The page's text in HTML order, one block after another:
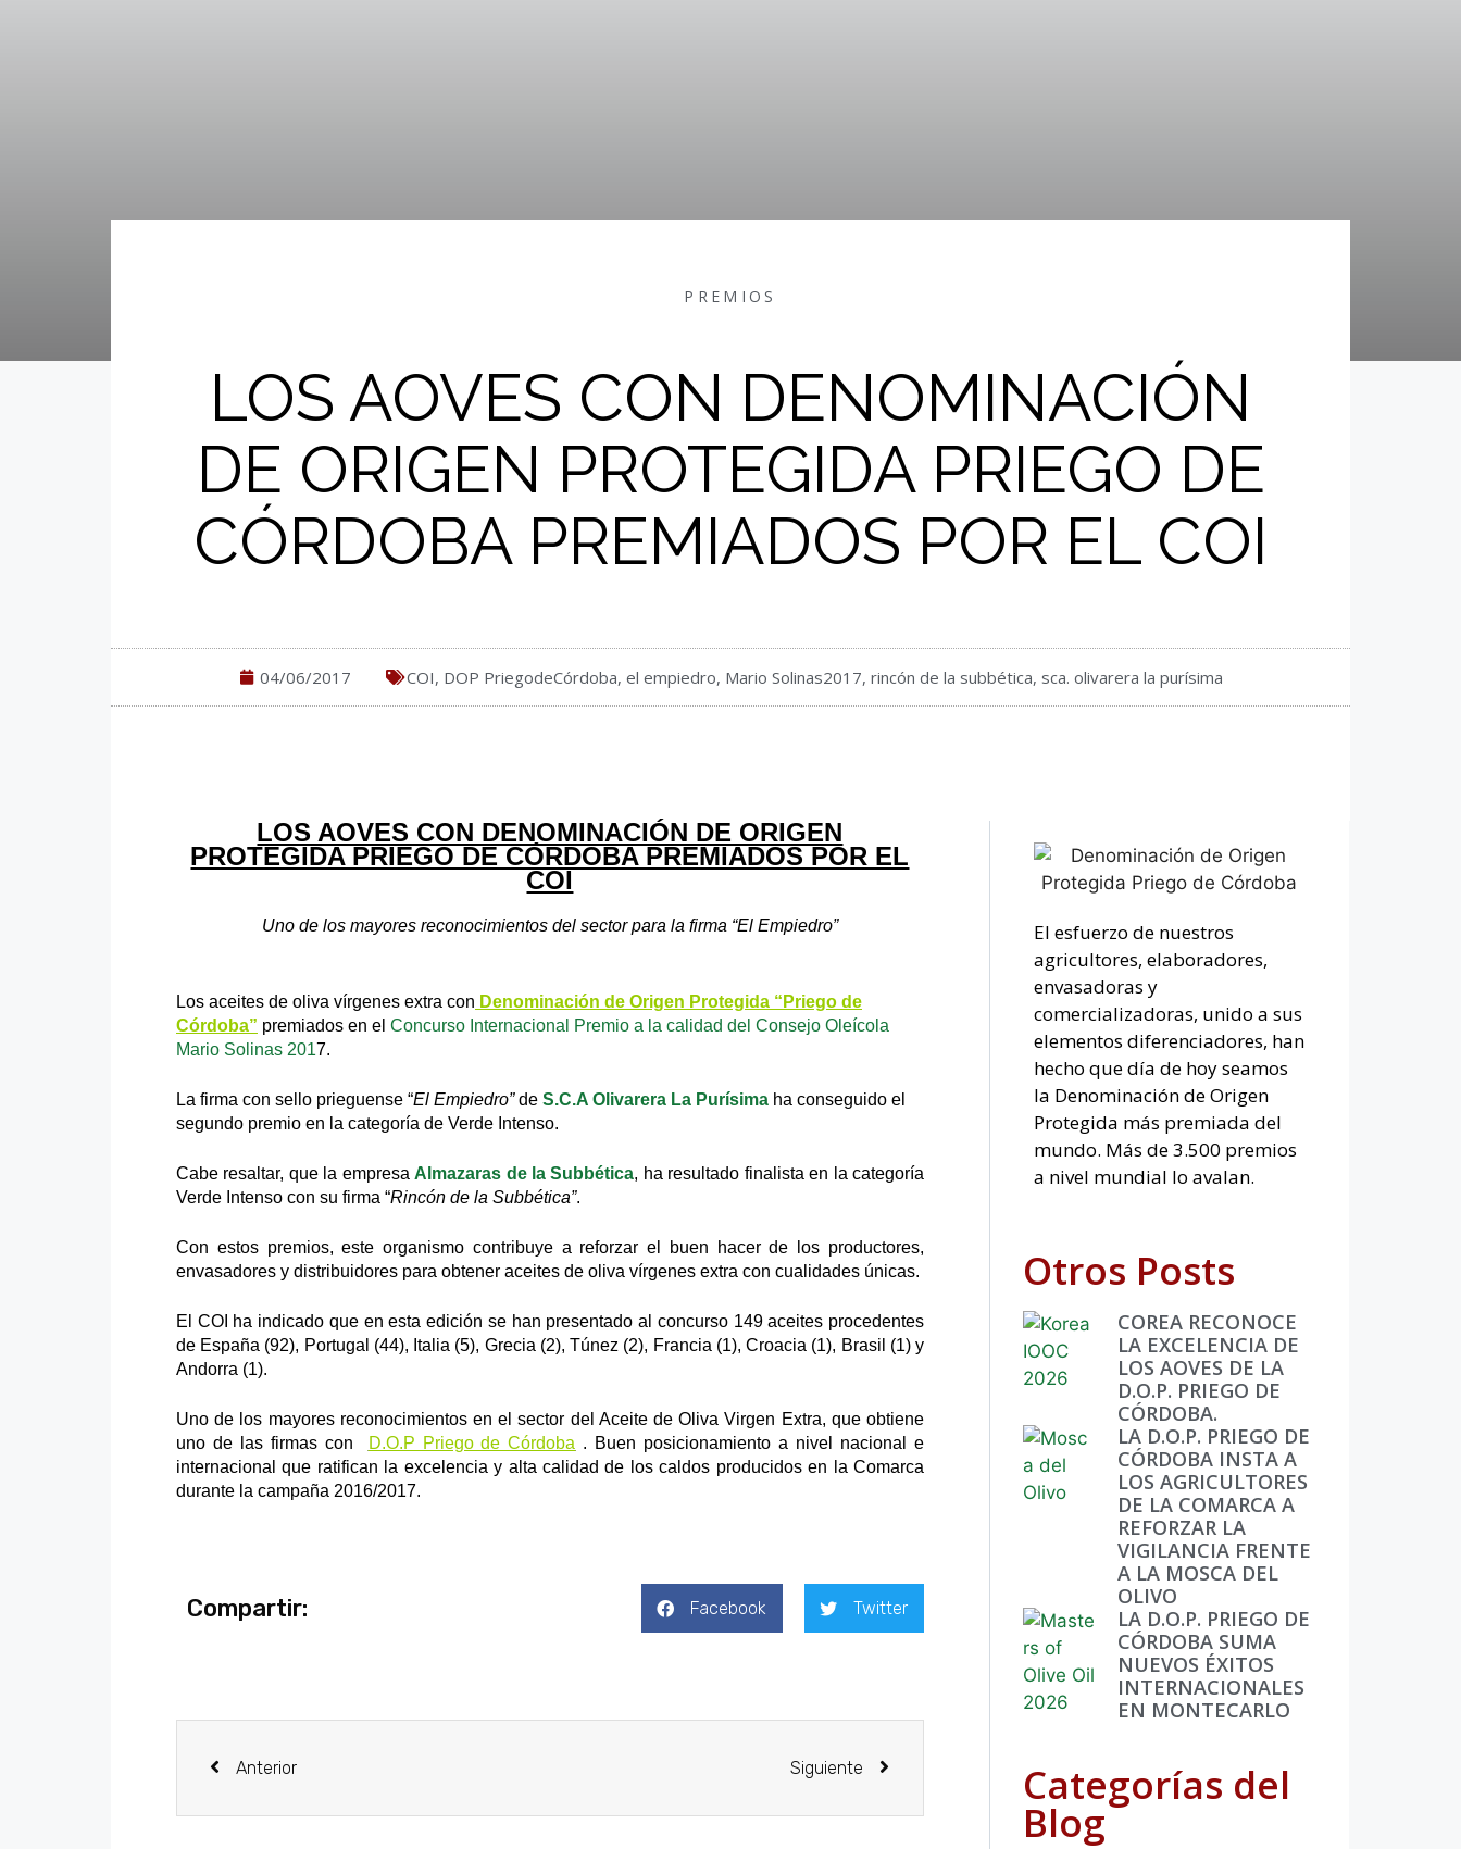
PREMIOS
LOS AOVES CON DENOMINACIÓN
DE ORIGEN PROTEGIDA PRIEGO DE
CÓRDOBA PREMIADOS POR EL COI
04/06/2017 COI, DOP PriegodeCórdoba, el empiedro, Mario Solinas2017, rincón de la subbética, sca. olivarera la purísima
LOS AOVES CON DENOMINACIÓN DE ORIGEN
PROTEGIDA PRIEGO DE CÓRDOBA PREMIADOS POR EL
COI
Uno de los mayores reconocimientos del sector para la firma “El Empiedro”
Los aceites de oliva vírgenes extra con Denominación de Origen Protegida “Priego de
Córdoba” premiados en el Concurso Internacional Premio a la calidad del Consejo Oleícola
Mario Solinas 2017.
La firma con sello prieguense “El Empiedro”de S.C.A Olivarera La Purísima ha conseguido el
segundo premio en la categoría de Verde Intenso.
Cabe resaltar, que la empresaAlmazaras de la Subbética, ha resultado finalista en la categoría
Verde Intenso con su firma “Rincón de la Subbética”.
Con estos premios, este organismo contribuye a reforzar el buen hacer de los productores,
envasadores y distribuidores para obtener aceites de oliva vírgenes extra con cualidades únicas.
El COI ha indicado que en esta edición se han presentado al concurso 149 aceites procedentes
de España (92), Portugal (44), Italia (5), Grecia (2), Túnez (2), Francia (1), Croacia (1), Brasil (1) y
Andorra (1).
Uno de los mayores reconocimientos en el sector del Aceite de Oliva Virgen Extra, que obtiene
uno de las firmas con
D.O.P Priego de Córdoba . Buen posicionamiento a nivel nacional e
internacional que ratifican la excelencia y alta calidad de los caldos producidos en la Comarca
durante la campaña 2016/2017.
Compartir: Facebook Twitter
Anterior Siguiente
El esfuerzo de nuestros
agricultores, elaboradores,
envasadoras y
comercializadoras, unido a sus
elementos diferenciadores, han
hecho que día de hoy seamos
la Denominación de Origen
Protegida más premiada del
mundo. Más de 3.500 premios
a nivel mundial lo avalan.
Otros Posts
COREA RECONOCE
LA EXCELENCIA DE
LOS AOVES DE LA
D.O.P. PRIEGO DE
CÓRDOBA.
LA D.O.P. PRIEGO DE
CÓRDOBA INSTA A
LOS AGRICULTORES
DE LA COMARCA A
REFORZAR LA
VIGILANCIA FRENTE
A LA MOSCA DEL
OLIVO
LA D.O.P. PRIEGO DE
CÓRDOBA SUMA
NUEVOS ÉXITOS
INTERNACIONALES
EN MONTECARLO
Categorías del
Blog